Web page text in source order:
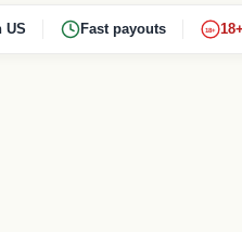
US Fast payouts 18+